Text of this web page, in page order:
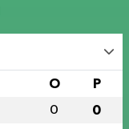
O P
0 0